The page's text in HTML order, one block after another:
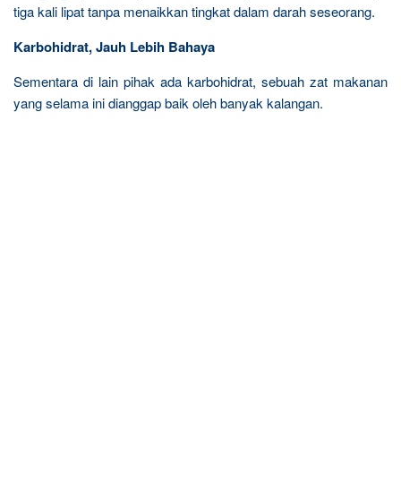
tiga kali lipat tanpa menaikkan tingkat dalam darah seseorang.
Karbohidrat, Jauh Lebih Bahaya
Sementara di lain pihak ada karbohidrat, sebuah zat makanan
yang selama ini dianggap baik oleh banyak kalangan.